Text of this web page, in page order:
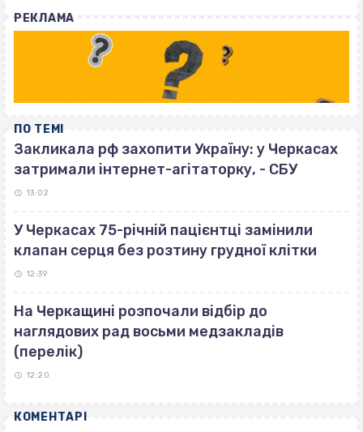
РЕКЛАМА
ПО ТЕМІ
Закликала рф захопити Україну: у Черкасах
затримали інтернет-агітаторку, - СБУ
13:02
У Черкасах 75-річній пацієнтці замінили
клапан серця без розтину грудної клітки
12:39
На Черкащині розпочали відбір до
наглядових рад восьми медзакладів
(перелік)
12:20
КОМЕНТАРІ